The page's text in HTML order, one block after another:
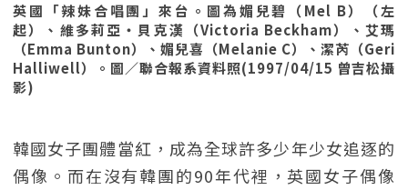
英國「辣妹合唱團」來台。圖為媚兒碧（Mel B）（左
起）、維多莉亞‧貝克漢（Victoria Beckham）、艾瑪
（Emma Bunton）、媚兒喜（Melanie C）、潔芮（Geri
Halliwell）。圖／聯合報系資料照(1997/04/15 曾吉松攝
影)
韓國女子團體當紅，成為全球許多少年少女追逐的
偶像。而在沒有韓團的90年代裡，英國女子偶像